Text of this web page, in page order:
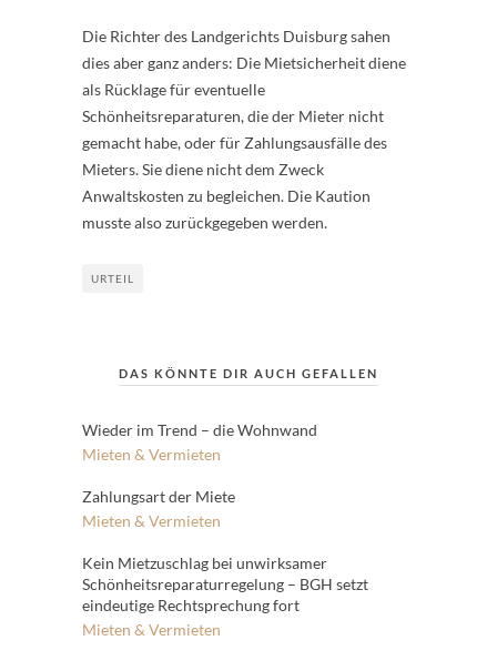
Die Richter des Landgerichts Duisburg sahen
dies aber ganz anders: Die Mietsicherheit diene
als Rücklage für eventuelle
Schönheitsreparaturen, die der Mieter nicht
gemacht habe, oder für Zahlungsausfälle des
Mieters. Sie diene nicht dem Zweck
Anwaltskosten zu begleichen. Die Kaution
musste also zurückgegeben werden.
URTEIL
DAS KÖNNTE DIR AUCH GEFALLEN
Wieder im Trend – die Wohnwand
Mieten & Vermieten
Zahlungsart der Miete
Mieten & Vermieten
Kein Mietzuschlag bei unwirksamer
Schönheitsreparaturregelung – BGH setzt
eindeutige Rechtsprechung fort
Mieten & Vermieten